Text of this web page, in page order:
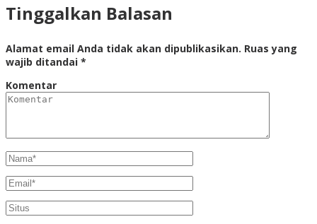
Tinggalkan Balasan
Alamat email Anda tidak akan dipublikasikan. Ruas yang
wajib ditandai *
Komentar